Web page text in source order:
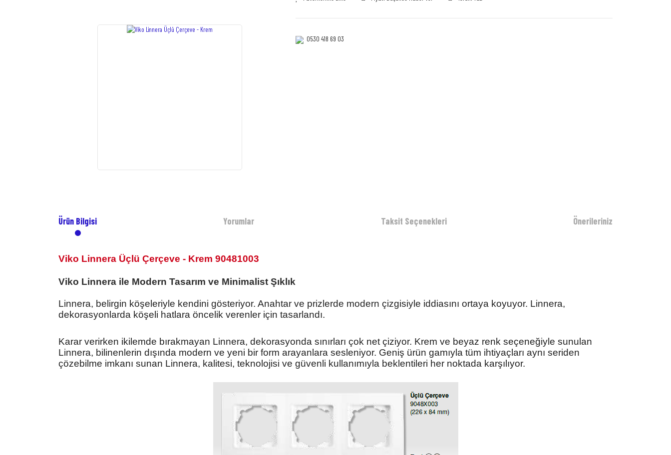
0530 418 69 03‎‎
Ürün Bilgisi Yorumlar Taksit Seçenekleri Önerileriniz
Viko Linnera Üçlü Çerçeve - Krem 90481003
Viko Linnera ile Modern Tasarım ve Minimalist Şıklık
Linnera, belirgin köşeleriyle kendini gösteriyor. Anahtar ve prizlerde modern çizgisiyle iddiasını ortaya koyuyor. Linnera,
dekorasyonlarda köşeli hatlara öncelik verenler için tasarlandı.
Karar verirken ikilemde bırakmayan Linnera, dekorasyonda sınırları çok net çiziyor. Krem ve beyaz renk seçeneğiyle sunulan
Linnera, bilinenlerin dışında modern ve yeni bir form arayanlara sesleniyor. Geniş ürün gamıyla tüm ihtiyaçları aynı seriden
çözebilme imkanı sunan Linnera, kalitesi, teknolojisi ve güvenli kullanımıyla beklentileri her noktada karşılıyor.